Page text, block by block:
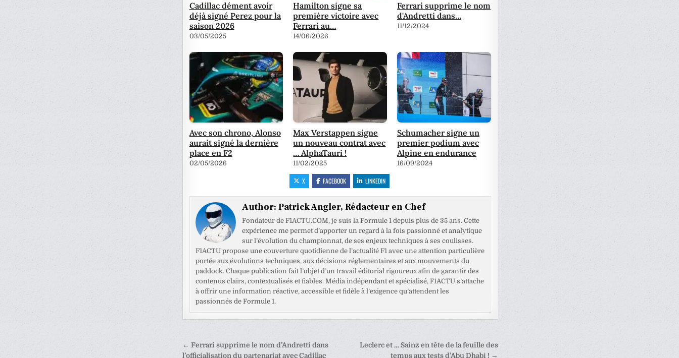
Cadillac dément avoir
déjà signé Perez pour la
saison 2026
03/05/2025
Hamilton signe sa
première victoire avec
Ferrari au…
14/06/2026
Ferrari supprime le nom
d'Andretti dans…
11/12/2024
Avec son chrono, Alonso
aurait signé la dernière
place en F2
02/05/2026
Max Verstappen signe
un nouveau contrat avec
… AlphaTauri !
11/02/2025
Schumacher signe un
premier podium avec
Alpine en endurance
16/09/2024
X FACEBOOK LINKEDIN
Author: Patrick Angler, Rédacteur en Chef
Fondateur de F1ACTU.COM, je suis la Formule 1 depuis plus de 35 ans. Cette
expérience me permet d’apporter un regard à la fois passionné et analytique
sur l’évolution du championnat, de ses enjeux techniques à ses coulisses.
F1ACTU propose une couverture quotidienne de l’actualité F1 avec une attention particulière
portée aux évolutions techniques, aux décisions réglementaires et aux mouvements du
paddock. Chaque publication fait l’objet d’un travail éditorial rigoureux afin de garantir des
contenus clairs, contextualisés et fiables. Média indépendant et spécialisé, F1ACTU s’attache
à offrir une information réactive, accessible et fidèle à l’exigence qu’attendent les
passionnés de Formule 1.
Navigation
Leclerc et … Sainz en tête de la feuille des
temps aux tests d’Abu Dhabi ! →
← Ferrari supprime le nom d’Andretti dans
l’officialisation du partenariat avec Cadillac